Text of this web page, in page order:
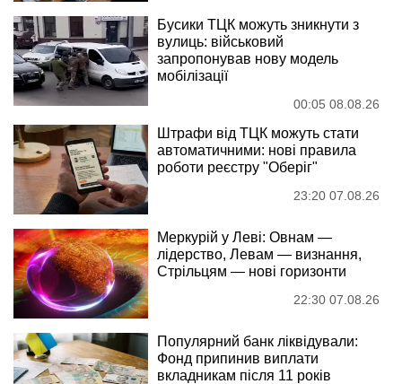
Бусики ТЦК можуть зникнути з
вулиць: військовий
запропонував нову модель
мобілізації
00:05 08.08.26
Штрафи від ТЦК можуть стати
автоматичними: нові правила
роботи реєстру "Оберіг"
23:20 07.08.26
Меркурій у Леві: Овнам —
лідерство, Левам — визнання,
Стрільцям — нові горизонти
22:30 07.08.26
Популярний банк ліквідували:
Фонд припинив виплати
вкладникам після 11 років